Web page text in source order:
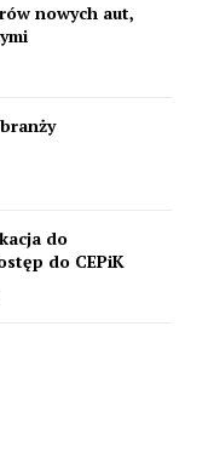
nowych aut,
do
do CEPiK